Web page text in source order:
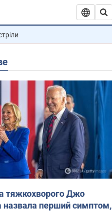
тяжкохворого Джо
назвала перший симптом,